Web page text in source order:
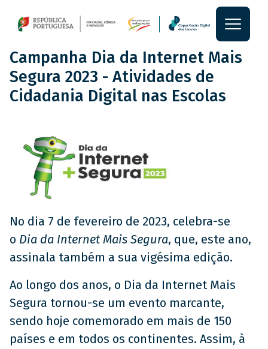
Passar para o conteúdo
Main
content
Main
section
Notícia
Campanha Dia da Internet Mais
Segura 2023 - Atividades de
Cidadania Digital nas Escolas
No dia 7 de fevereiro de 2023, celebra-se
o Dia da Internet Mais Segura, que, este ano,
assinala também a sua vigésima edição.
Ao longo dos anos, o Dia da Internet Mais
Segura tornou-se um evento marcante,
sendo hoje comemorado em mais de 150
países e em todos os continentes. Assim, à